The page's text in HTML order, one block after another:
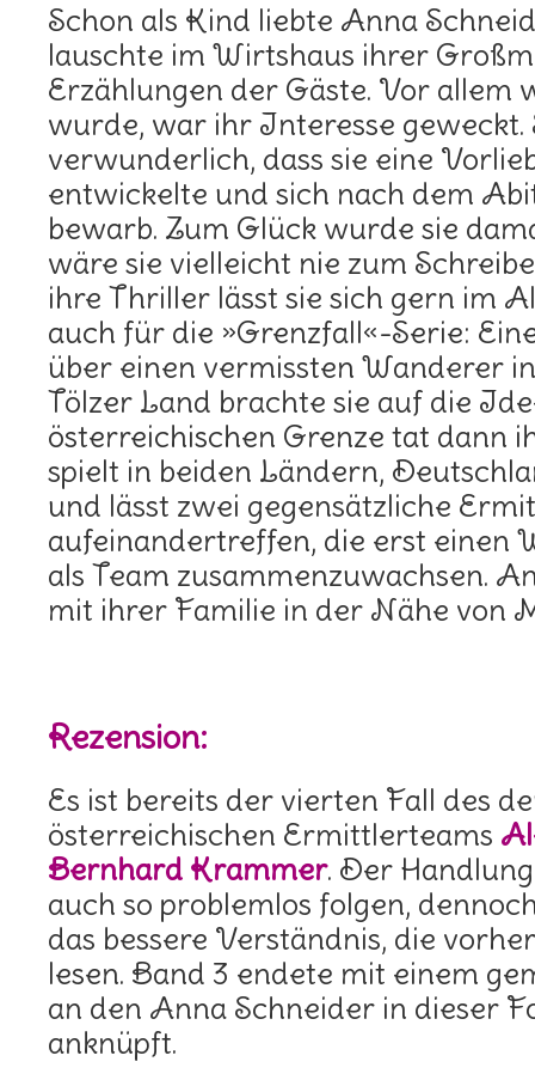
Schon als Kind liebte Anna
lauschte im Wirtshaus ihrer
Erzählungen der Gäste. Vor allem
wurde, war ihr Interesse geweckt.
verwunderlich, dass sie eine
entwickelte und sich nach dem
bewarb. Zum Glück wurde sie
wäre sie vielleicht nie zum
ihre Thriller lässt sie sich gern im
auch für die »Grenzfall«-Serie:
über einen vermissten Wanderer
Tölzer Land brachte sie auf die
österreichischen Grenze tat dann
spielt in beiden Ländern,
und lässt zwei gegensätzliche
aufeinandertreffen, die erst einen
als Team zusammenzuwachsen.
mit ihrer Familie in der Nähe von
Rezension:
Es ist bereits der vierten Fall des
österreichischen Ermittlerteams
Bernhard Krammer. Der
auch so problemlos folgen,
das bessere Verständnis, die
lesen. Band 3 endete mit einem
an den Anna Schneider in dieser
anknüpft.